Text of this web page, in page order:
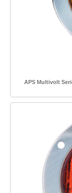
APS Multivolt